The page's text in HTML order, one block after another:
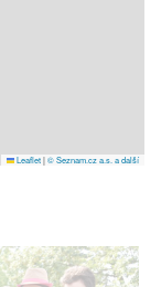
Leaflet|© Seznam.cz a.s. a další